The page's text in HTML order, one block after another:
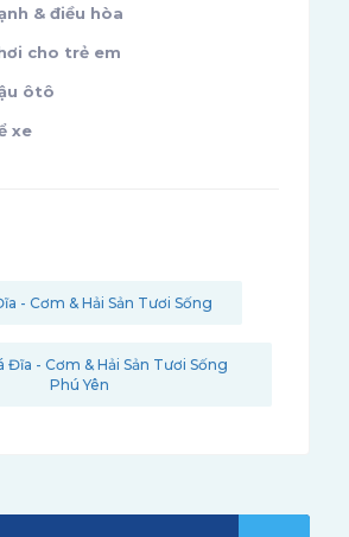
& điều hòa
cho trẻ em
ôtô
xe
- Cơm & Hải Sản Tươi Sống
Đĩa - Cơm & Hải Sản Tươi Sống
Phú Yên